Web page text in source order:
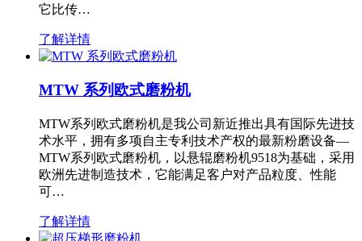
它比传…
了解详情
MTW 系列欧式磨粉机
MTW系列欧式磨粉机是我公司新近推出具有国际先进技
术水平，拥有多项自主专利技术产权的最新粉磨设备—
MTW系列欧式磨粉机，以悬辊磨粉机9518为基础，采用
欧洲先进制造技术，它能满足客户对产品粒度、性能
可…
了解详情